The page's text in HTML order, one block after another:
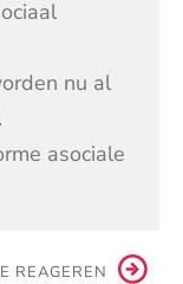
nu al
asociale
REAGEREN